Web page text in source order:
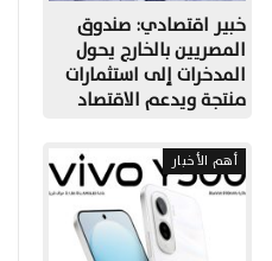
خبير اقتصادي: صندوق
المصريين بالخارج يحول
المدخرات إلى استثمارات
منتجة ويدعم الاقتصاد
أهم الأخبار